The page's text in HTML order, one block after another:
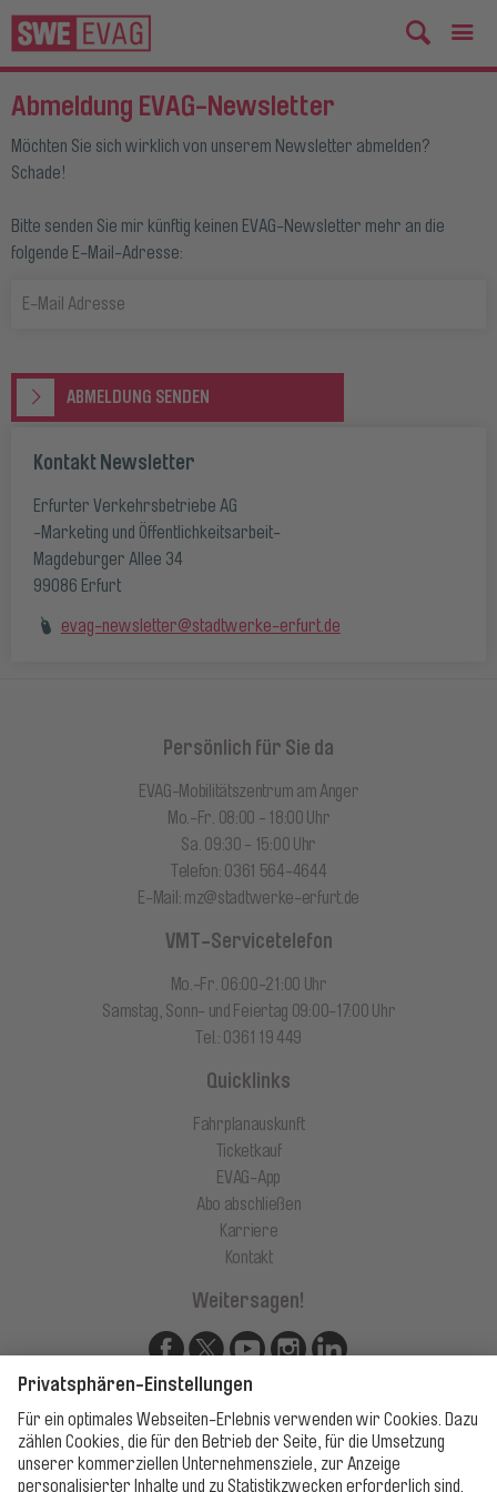
Abmeldung EVAG-Newsletter
Möchten Sie sich wirklich von unserem Newsletter abmelden?
Schade!
Bitte senden Sie mir künftig keinen EVAG-Newsletter mehr an die
folgende E-Mail-Adresse:
ABMELDUNG SENDEN
Kontakt Newsletter
Erfurter Verkehrsbetriebe AG
-Marketing und Öffentlichkeitsarbeit-
Magdeburger Allee 34
99086 Erfurt
evag-newsletter@stadtwerke-erfurt.de
Persönlich für Sie da
EVAG-Mobilitätszentrum am Anger
Mo.-Fr. 08:00 - 18:00 Uhr
Sa. 09:30 - 15:00 Uhr
Telefon: 0361 564-4644
E-Mail: mz@stadtwerke-erfurt.de
VMT-Servicetelefon
Mo.-Fr. 06:00-21:00 Uhr
Samstag, Sonn- und Feiertag 09:00-17:00 Uhr
Tel.: 0361 19 449
Quicklinks
Fahrplanauskunft
Ticketkauf
EVAG-App
Abo abschließen
Karriere
Kontakt
Weitersagen!